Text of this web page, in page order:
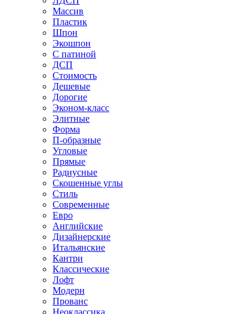
Массив
Пластик
Шпон
Экошпон
С патиной
ДСП
Стоимость
Дешевые
Дорогие
Эконом-класс
Элитные
Форма
П-образные
Угловые
Прямые
Радиусные
Скошенные углы
Стиль
Современные
Евро
Английские
Дизайнерские
Итальянские
Кантри
Классические
Лофт
Модерн
Прованс
Неоклассика